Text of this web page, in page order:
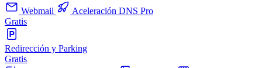
Webmail
Aceleración DNS Pro
Gratis
Redirección y Parking
Gratis